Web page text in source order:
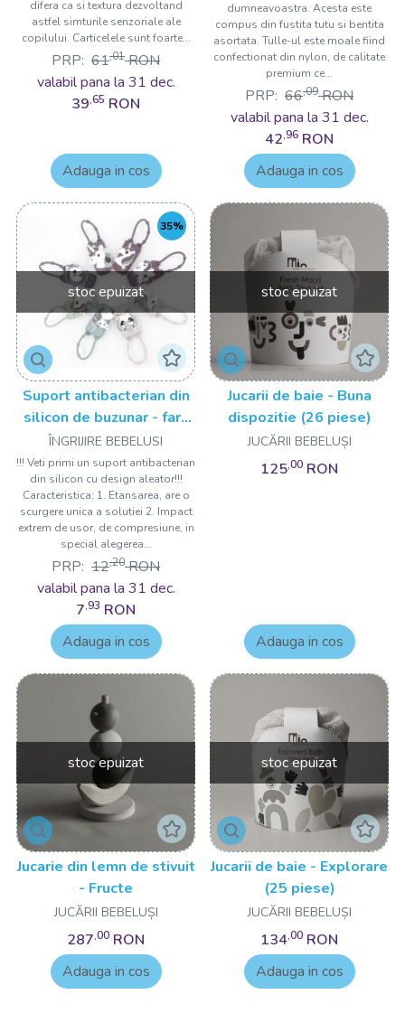
difera ca si textura dezvoltand
astfel simturile senzoriale ale
copilului. Carticelele sunt foarte...
PRP: 61,01 RON
valabil pana la 31 dec.
39,65 RON
Adauga in cos
dumneavoastra. Acesta este
compus din fustita tutu si bentita
asortata. Tulle-ul este moale fiind
confectionat din nylon, de calitate
premium ce...
PRP: 66,09 RON
valabil pana la 31 dec.
42,96 RON
Adauga in cos
stoc epuizat
35%
Suport antibacterian din
silicon de buzunar - fara
sticla 30ml Drool
ÎNGRIJIRE BEBELUSI
!!! Veti primi un suport antibacterian
din silicon cu design aleator!!!
Caracteristica: 1. Etansarea, are o
scurgere unica a solutiei 2. Impact
extrem de usor, de compresiune, in
special alegerea...
PRP: 12,20 RON
valabil pana la 31 dec.
7,93 RON
Adauga in cos
stoc epuizat
Jucarii de baie - Buna
dispozitie (26 piese)
JUCĂRII BEBELUȘI
125,00 RON
Adauga in cos
stoc epuizat
Jucarie din lemn de stivuit
- Fructe
JUCĂRII BEBELUȘI
287,00 RON
Adauga in cos
stoc epuizat
Jucarii de baie - Explorare
(25 piese)
JUCĂRII BEBELUȘI
134,00 RON
Adauga in cos